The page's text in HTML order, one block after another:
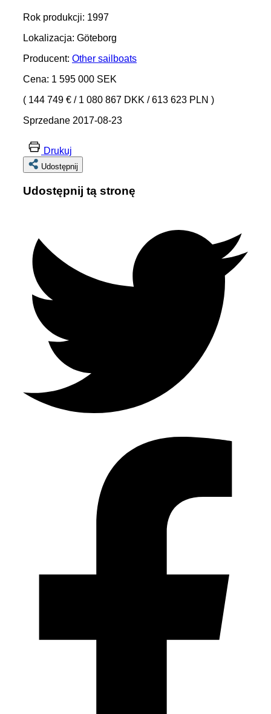
Rok produkcji: 1997
Lokalizacja: Göteborg
Producent: Other sailboats
Cena: 1 595 000 SEK
( 144 749 € /1 080 867 DKK /613 623 PLN )
Sprzedane 2017-08-23
Drukuj
Udostępnij
Udostępnij tą stronę